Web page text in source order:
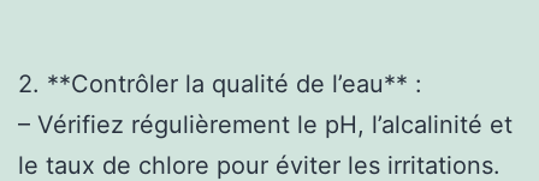
2. **Contrôler la qualité de l’eau** :
– Vérifiez régulièrement le pH, l’alcalinité et
le taux de chlore pour éviter les irritations.